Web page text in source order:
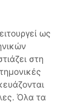
ως
στη
Όλα τα